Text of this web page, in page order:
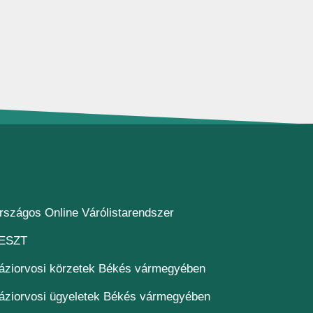
Online Várólistarendszer(új ablakban nyílik meg)
(új ablakban nyílik meg)
körzetek Békés vármegyében
ügyeletek Békés vármegyében